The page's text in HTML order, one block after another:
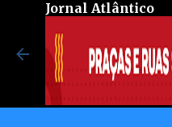
Pular para o
Jornal Atlântico